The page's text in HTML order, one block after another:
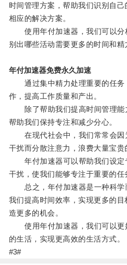
时间管理方案，帮助我们识别自
相应的解决方案。
使用年付加速器，我们可以分
别出哪些活动需要更多的时间和精
年付加速器免费永久加速
通过集中精力处理重要的任务
作，提高工作质量和产出。
除了帮助我们提高时间管理能
帮助我们保持专注和减少分心。
在现代社会中，我们常常会因
干扰而分散注意力，浪费大量宝贵
年付加速器可以帮助我们设定
干扰，使我们能够专注于重要的任
总之，年付加速器是一种科学
我们提高时间效率，实现更多的目
造更多的机会。
使用年付加速器，我们可以更
的生活，实现更高效的生活方式。
#3#